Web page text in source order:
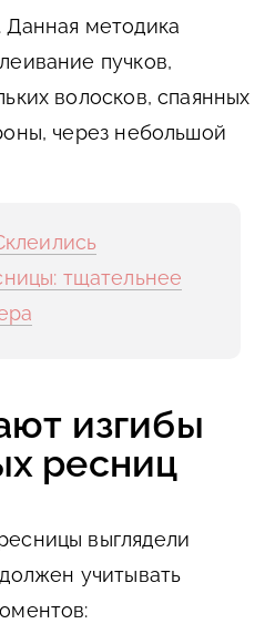
Данная методика
пучков,
волосков, спаянных
через небольшой
тщательнее
изгибы
ресниц
выглядели
учитывать